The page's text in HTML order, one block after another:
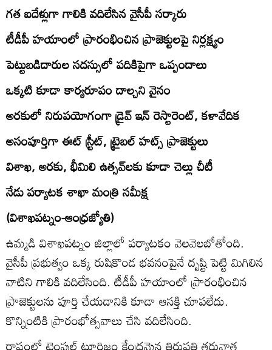
గత ఐదేళ్లుగా గాలికి వదిలేసిన వైసీపీ సర్కారు
టీడీపీ హయాంలో ప్రారంభించిన ప్రాజెక్టులపై నిర్లక్ష్యం
పెట్టుబడిదారుల సదస్సులో పదికిపైగా ఒప్పందాలు
ఒక్కటి కూడా కార్యరూపం దాల్చని వైనం
అరకులో నిరుపయోగంగా డ్రైవ్‌ ఇన్‌ రెస్టారెంట్‌, కళావేదిక
అసంపూర్తిగా ఈట్‌ స్ర్టీట్‌, ట్రైబల్‌ హట్స్‌ ప్రాజెక్టులు
విశాఖ, అరకు, భీమిలి ఉత్సవ్‌లకు కూడా చెల్లు చీటీ
నేడు పర్యాటక శాఖా మంత్రి సమీక్ష
(విశాఖపట్నం-ఆంధ్రజ్యోతి)
ఉమ్మడి విశాఖపట్నం జిల్లాలో పర్యాటకం వెలవెలబోతోంది.
వైసీపీ ప్రభుత్వం ఒక్క రుషికొండ భవనంపైనే దృష్టి పెట్టి మిగిలిన
వాటిని గాలికి వదిలేసింది. టీడీపీ హయాంలో ప్రారంభించిన
ప్రాజెక్టులను పూర్తి చేయడానికి కూడా ఆసక్తి చూపలేదు.
కొన్నింటికి ప్రారంభోత్సవాలు చేసి వదిలేసింది.